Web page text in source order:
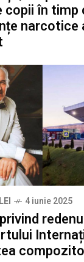
copii în timp
narcotice
4 iunie 2025